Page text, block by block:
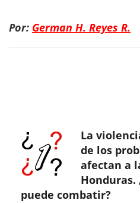
Por: German H. Reyes R.
La
de los
afectan a
Honduras.
puede combatir?